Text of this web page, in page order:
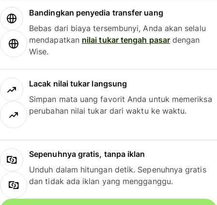
Bandingkan penyedia transfer uang
Bebas dari biaya tersembunyi, Anda akan selalu
mendapatkan nilai tukar tengah pasardengan
Wise.
Lacak nilai tukar langsung
Simpan mata uang favorit Anda untuk memeriksa
perubahan nilai tukar dari waktu ke waktu.
Sepenuhnya gratis, tanpa iklan
Unduh dalam hitungan detik. Sepenuhnya gratis
dan tidak ada iklan yang mengganggu.